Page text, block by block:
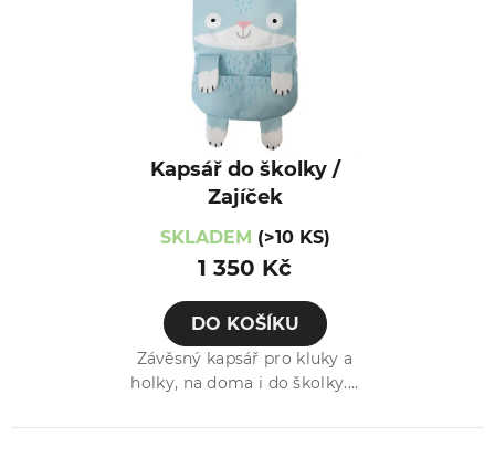
Kapsář do školky /
Zajíček
SKLADEM (>10 KS)
1 350 Kč
DO KOŠÍKU
Závěsný kapsář pro kluky a
holky, na doma i do školky....